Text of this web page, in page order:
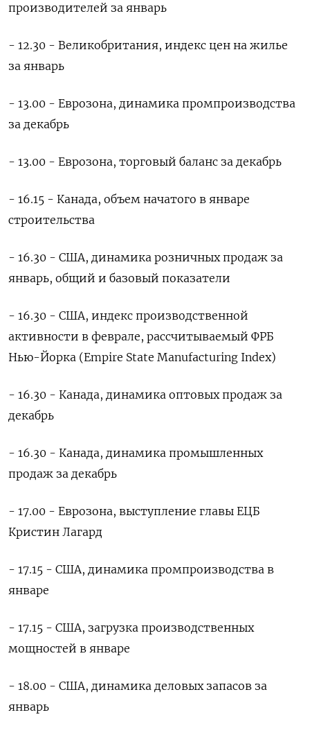
производителей за январь
- 12.30 - Великобритания, индекс цен на жилье
за январь
- 13.00 - Еврозона, динамика промпроизводства
за декабрь
- 13.00 - Еврозона, торговый баланс за декабрь
- 16.15 - Канада, объем начатого в январе
строительства
- 16.30 - США, динамика розничных продаж за
январь, общий и базовый показатели
- 16.30 - США, индекс производственной
активности в феврале, рассчитываемый ФРБ
Нью-Йорка (Empire State Manufacturing Index)
- 16.30 - Канада, динамика оптовых продаж за
декабрь
- 16.30 - Канада, динамика промышленных
продаж за декабрь
- 17.00 - Еврозона, выступление главы ЕЦБ
Кристин Лагард
- 17.15 - США, динамика промпроизводства в
январе
- 17.15 - США, загрузка производственных
мощностей в январе
- 18.00 - США, динамика деловых запасов за
январь